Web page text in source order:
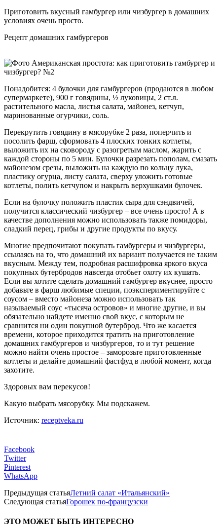
Приготовить вкусный гамбургер или чизбургер в домашних
условиях очень просто.
Рецепт домашних гамбургеров
Понадобится: 4 булочки для гамбургеров (продаются в любом
супермаркете), 900 г говядины, ½ луковицы, 2 ст.л.
растительного масла, листья салата, майонез, кетчуп,
маринованные огурчики, соль.
Перекрутить говядину в мясорубке 2 раза, поперчить и
посолить фарш, сформовать 4 плоских тонких котлеты,
выложить их на сковороду с разогретым маслом, жарить с
каждой стороны по 5 мин. Булочки разрезать пополам, смазать
майонезом срезы, выложить на каждую по кольцу лука,
пластику огурца, листу салата, сверху уложить готовые
котлеты, полить кетчупом и накрыть верхушками булочек.
Если на булочку положить пластик сыра для сэндвичей,
получится классический чизбургер – все очень просто! А в
качестве дополнения можно использовать также помидоры,
сладкий перец, грибы и другие продукты по вкусу.
Многие предпочитают покупать гамбургеры и чизбургеры,
ссылаясь на то, что домашний их вариант получается не таким
вкусным. Между тем, подробная расшифровка яркого вкуса
покупных бутербродов навсегда отобьет охоту их кушать.
Если вы хотите сделать домашний гамбургер вкуснее, просто
добавьте в фарш любимые специи, поэкспериментируйте с
соусом – вместо майонеза можно использовать так
называемый соус «тысяча островов» и многие другие, и вы
обязательно найдете именно свой вкус, с которым не
сравнится ни один покупной бутерброд. Что же касается
времени, которое приходится тратить на приготовление
домашних гамбургеров и чизбургеров, то и тут решение
можно найти очень простое – заморозьте приготовленные
котлеты и делайте домашний фастфуд в любой момент, когда
захотите.
Здоровых вам перекусов!
Какую выбрать мясорубку. Мы подскажем.
Источник: receptveka.ru
Facebook
Twitter
Pinterest
WhatsApp
Предыдущая статьяЛетний салат «Итальянский»
Следующая статьяГорошек по-французски
ЭТО МОЖЕТ БЫТЬ ИНТЕРЕСНО